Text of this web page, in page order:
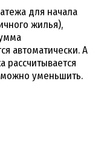
для начала
жилья),
автоматически. А
рассчитывается
можно уменьшить.